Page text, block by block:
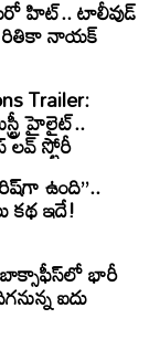
హిట్.. టాలీవుడ్
రితికా నాయక్
Trailer:
హైలైట్..
లవ్ స్టోరీ
ఉంది”..
కథ ఇదే!
బాక్సాఫీస్‌లో భారీ
ఐదు